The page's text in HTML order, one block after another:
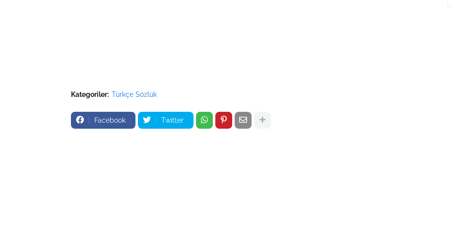
Kategoriler: Türkçe Sözlük
Facebook Twitter